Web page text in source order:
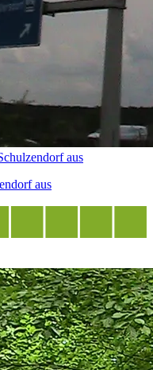
aus
aus